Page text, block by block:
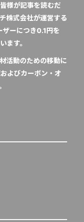
様が記事を読むだ
株式会社が運営する
ザーにつき0.1円を
ます。
活動のための移動に
よびカーボン・オ